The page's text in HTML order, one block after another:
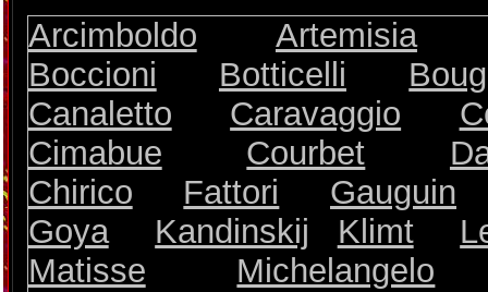
Arcimboldo
Artemisia
Boccioni
Botticelli
Canaletto
Caravaggio
Cimabue
Courbet
Chirico
Fattori
Gauguin
Goya
Kandinskij Klimt
Matisse
Michelangelo